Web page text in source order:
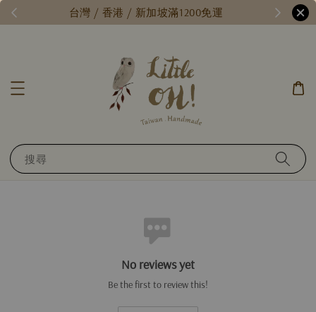
台灣 / 香港 / 新加坡滿1200免運
搜尋
No reviews yet
Be the first to review this!